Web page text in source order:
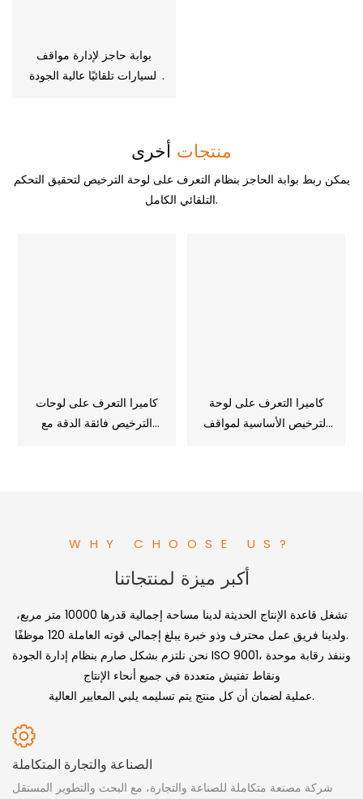
بوابة حاجز لإدارة مواقف
السيارات تلقائيًا عالية الجودة
منتجات أخرى
يمكن ربط بوابة الحاجز بنظام التعرف على لوحة الترخيص لتحقيق التحكم
التلقائي الكامل.
كاميرا التعرف على لوحات
الترخيص فائقة الدقة مع
كاميرا التعرف على لوحة
الترخيص الأساسية لمواقف
WHY CHOOSE US?
أكبر ميزة لمنتجاتنا
تشغل قاعدة الإنتاج الحديثة لدينا مساحة إجمالية قدرها 10000 متر مربع،
ولدينا فريق عمل محترف وذو خبرة يبلغ إجمالي قوته العاملة 120 موظفًا.
نحن نلتزم بشكل صارم بنظام إدارة الجودة ISO 9001، وننفذ رقابة موحدة
ونقاط تفتيش متعددة في جميع أنحاء الإنتاج
عملية لضمان أن كل منتج يتم تسليمه يلبي المعايير العالية.
الصناعة والتجارة المتكاملة
شركة مصنعة متكاملة للصناعة والتجارة، مع البحث والتطوير المستقل